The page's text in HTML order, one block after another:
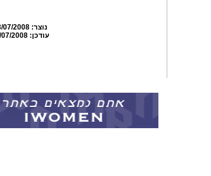
נוצר:2008 08:02:00
עודכן:2008 14:41:00